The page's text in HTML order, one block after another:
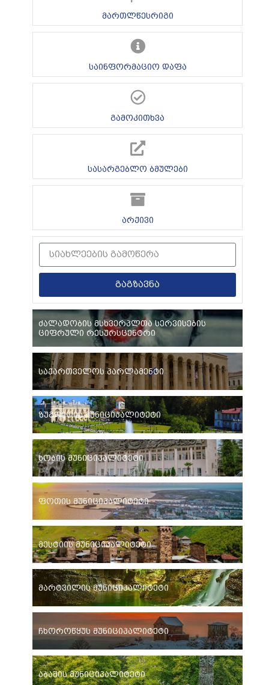
მართლწესრიგი
საინფორმაციო დაფა
გამოკითხვა
სასარგებლო ბმულები
არქივი
გაგზავნა
ძალადობის მსხვერპლთა სერვისების
ციფრული რესურსცენტრი
საქართველოს პარლამენტი
ზუგდიდის მუნიციპალიტეტი
ხობის მუნიციპალიტეტი
ფოთის მუნიციპალიტეტი
მესტიის მუნიციპალიტეტი
მარტვილის მუნიციპალიტეტი
ჩხოროწყუს მუნიციპალიტეტი
აბაშის მუნიციპალიტეტი